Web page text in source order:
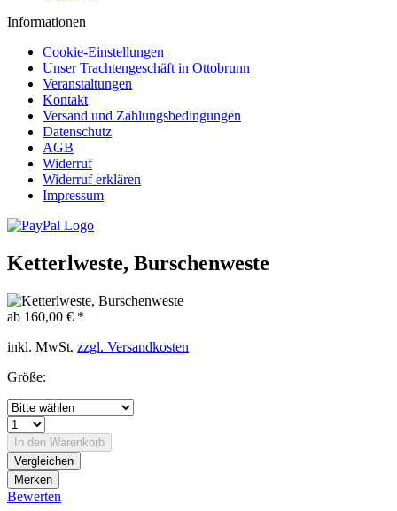
Informationen
Cookie-Einstellungen
Unser Trachtengeschäft in Ottobrunn
Veranstaltungen
Kontakt
Versand und Zahlungsbedingungen
Datenschutz
AGB
Widerruf
Widerruf erklären
Impressum
Ketterlweste, Burschenweste
ab 160,00 € *
inkl. MwSt. zzgl. Versandkosten
Größe:
In den Warenkorb
Vergleichen
Merken
Bewerten